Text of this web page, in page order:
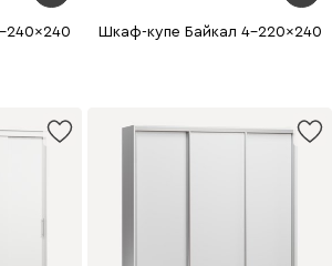
240x240 Дуб Сонома 2 зеркала
Шкаф-купе Байкал 4-220x240